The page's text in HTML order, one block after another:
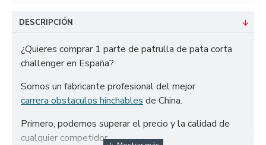
DESCRIPCIÓN
¿Quieres comprar 1 parte de patrulla de pata corta
challenger en España?
Somos un fabricante profesional del mejor
carrera obstaculos hinchables de China.
Primero, podemos superar el precio y la calidad de
cualquier competidor.